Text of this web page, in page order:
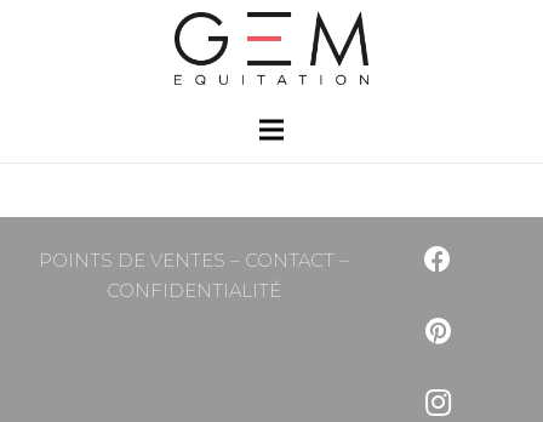
POINTS DE VENTES – CONTACT–
CONFIDENTIALITÉ